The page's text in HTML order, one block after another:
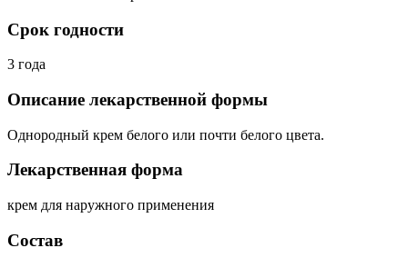
Срок годности
3 года
Описание лекарственной формы
Однородный крем белого или почти белого цвета.
Лекарственная форма
крем для наружного применения
Состав